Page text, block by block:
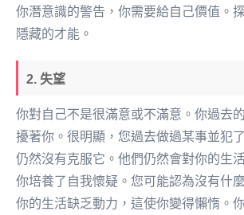
你潛意識的警告，你需要給自己價值。
隱藏的才能。
2. 失望
你對自己不是很滿意或不滿意。你過去
擾著你。很明顯，您過去做過某事並犯
仍然沒有克服它。他們仍然會對你的生
你培養了自我懷疑。您可能認為沒有什
你的生活缺乏動力，這使你變得懶惰。